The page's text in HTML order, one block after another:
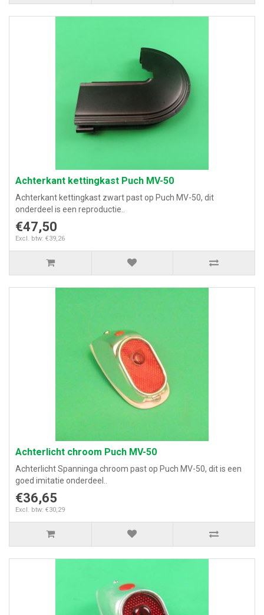
Achterkant kettingkast Puch MV-50
Achterkant kettingkast zwart past op Puch MV-50, dit
onderdeel is een reproductie..
€47,50
Excl. btw: €39,26
Achterlicht chroom Puch MV-50
Achterlicht Spanninga chroom past op Puch MV-50, dit is een
goed imitatie onderdeel..
€36,65
Excl. btw: €30,29